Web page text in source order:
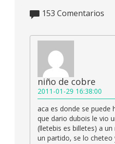
153 Comentarios
niño de cobre
2011-01-29 16:38:00
aca es donde se puede
que dario dubois le vio
(lletebis es billetes) a
un partido, se lo